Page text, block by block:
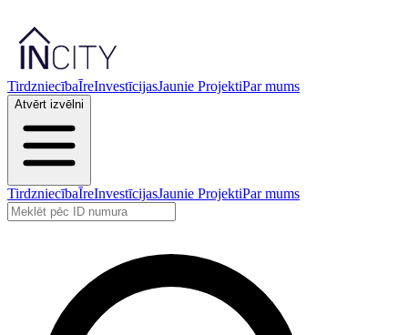
TirdzniecībaĪreInvestīcijasJaunie ProjektiPar mums
Atvērt izvēlni
TirdzniecībaĪreInvestīcijasJaunie ProjektiPar mums